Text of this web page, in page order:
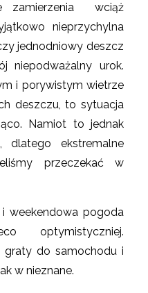
zamierzenia wciąż
nieprzychylna
jednodniowy deszcz
niepodważalny urok.
i porywistym wietrze
deszczu, to sytuacja
Namiot to jednak
ekstremalne
przeczekać w
i weekendowa pogoda
optymistyczniej.
graty do samochodu i
w nieznane.